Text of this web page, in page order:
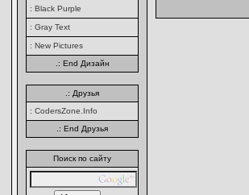
: Black Purple
: Gray Text
: New Pictures
.: End Дизайн
.: Друзья
: CodersZone.Info
.: End Друзья
Поиск по сайту